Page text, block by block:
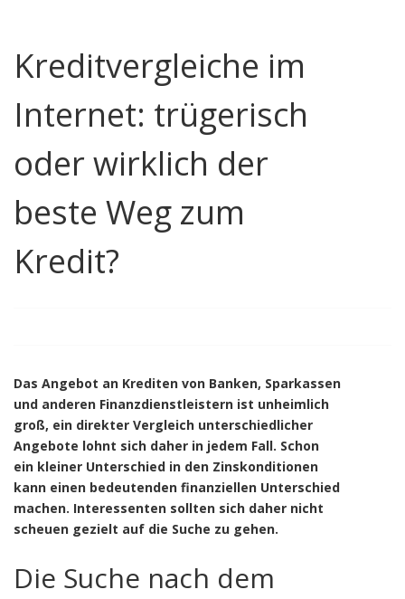
Kreditvergleiche im
Internet: trügerisch
oder wirklich der
beste Weg zum
Kredit?
Das Angebot an Krediten von Banken, Sparkassen
und anderen Finanzdienstleistern ist unheimlich
groß, ein direkter Vergleich unterschiedlicher
Angebote lohnt sich daher in jedem Fall. Schon
ein kleiner Unterschied in den Zinskonditionen
kann einen bedeutenden finanziellen Unterschied
machen. Interessenten sollten sich daher nicht
scheuen gezielt auf die Suche zu gehen.
Die Suche nach dem